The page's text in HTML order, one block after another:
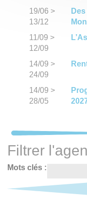
19/06 >
13/12
11/09 >
12/09
14/09 >
24/09
14/09 >
28/05
Filtrer
Mots clés :